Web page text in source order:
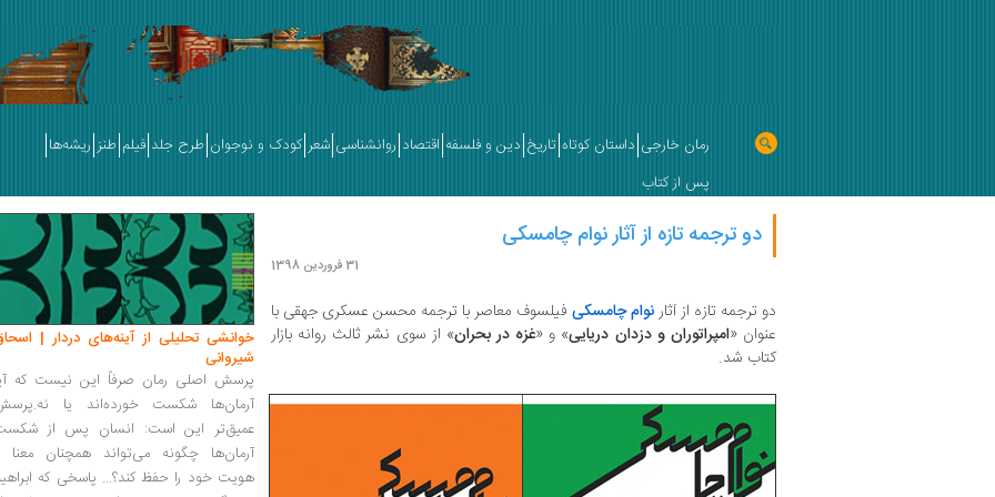
رمان خارجی داستان کوتاه تاریخ دین و فلسفه اقتصاد روانشناسی شعر کودک و نوجوان طرح جلد فیلم طنز ریشه‌ها
پس از کتاب
دو ترجمه تازه از آثار نوام چامسکی
31 فروردین 1398
دو ترجمه تازه از آثارنوام چامسکی فیلسوف معاصر با ترجمه محسن عسکری جهقی با
عنوان «امپراتوران و دزدان دریایی» و «غزه در بحران» از سوی نشر ثالث روانه بازار
کتاب شد.
خوانشی تحلیلی از آینه‌های دردار |
شیروانی
پرسش اصلی رمان صرفاً این نیست که
آرمان‌ها شکست خورده‌اند یا
عمیق‌تر این است: انسان پس از
آرمان‌ها چگونه می‌تواند همچنان معنا
هویت خود را حفظ کند؟... پاسخی که